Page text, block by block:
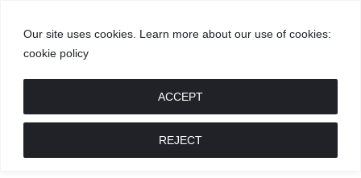
Our site uses cookies. Learn more about our use of cookies:
cookie policy
REJECT
ACCEPT
GROŽIS
MADA